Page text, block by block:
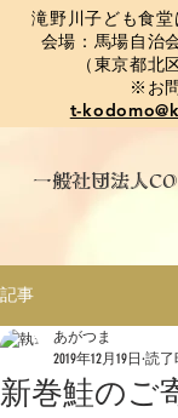
滝野川子ども食
会場：馬場自治
（東京都北
※お
t-
一般社団法人
記事
新巻鮭のご
あがつま
2019年12月19日 読了